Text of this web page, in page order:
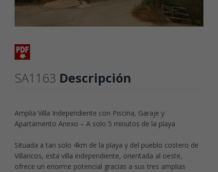
SA1163 Descripción
Amplia Villa Independiente con Piscina, Garaje y
Apartamento Anexo – A solo 5 minutos de la playa
Situada a tan solo 4km de la playa y del pueblo costero de
Villaricos, esta villa independiente, orientada al oeste,
ofrece un enorme potencial gracias a sus tres amplias